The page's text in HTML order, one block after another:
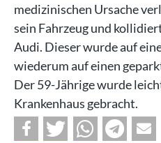
medizinischen Ursache
sein Fahrzeug und
Audi. Dieser wurde auf
wiederum auf einen
Der 59-Jährige wurde
Krankenhaus gebracht.